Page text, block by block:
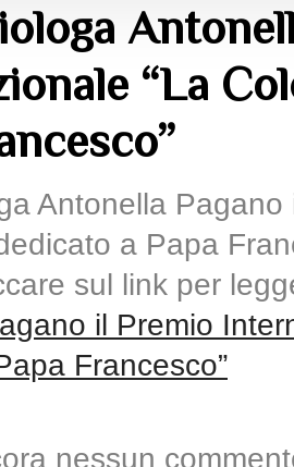
“La
Antonella
a Papa
sul link per
il Premio
Francesco”
nessun